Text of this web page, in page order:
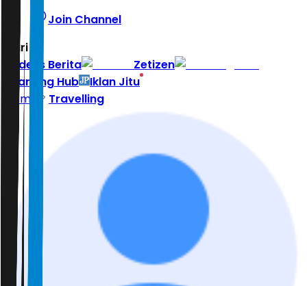
Join Channel
Hari ini
Indeks Berita
Zetizen
Learning Hub
Iklan Jitu
Home
Travelling